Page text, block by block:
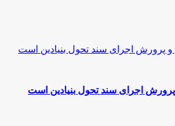
اجرای سند تحول بنیادین است